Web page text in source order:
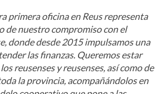
primera oficina en Reus representa
de nuestro compromiso con el
donde desde 2015 impulsamos una
las finanzas. Queremos estar
reusenses y reusenses, así como de
la provincia, acompañándolos en